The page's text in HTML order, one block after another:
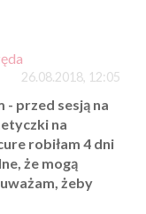
26.08.2018, 12:05
- przed sesją na
na
robiłam 4 dni
że mogą
żeby